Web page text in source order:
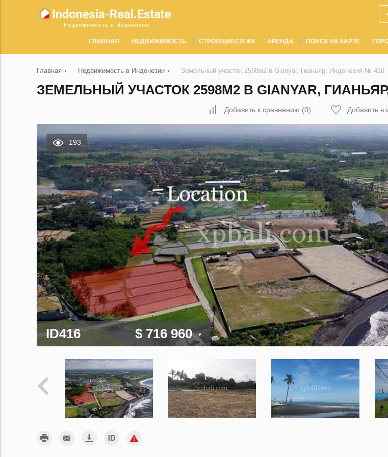
Недвижимость в Индонезии
ГЛАВНАЯ НЕДВИЖИМОСТЬ СТРОЯЩИЕСЯ ЖК АРЕНДА ПОИСК НА КАРТЕ
Главная › Недвижимость в Индонезии › Земельный участок 2598м2 в Gianyar, Гианьяр, Индонезия № 416
ЗЕМЕЛЬНЫЙ УЧАСТОК 2598М2 В GIANYAR,
Добавить к сравнению (0) Добавить в
193
ID416 $ 716 960